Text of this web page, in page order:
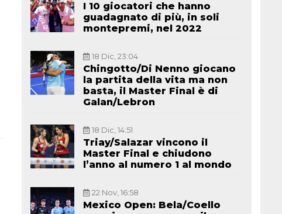
I 10 giocatori che hanno
guadagnato di più, in soli
montepremi, nel 2022
18 Dic, 23:04
Chingotto/Di Nenno giocano
la partita della vita ma non
basta, il Master Final è di
Galan/Lebron
18 Dic, 14:51
Triay/Salazar vincono il
Master Final e chiudono
l’anno al numero 1 al mondo
22 Nov, 16:58
Mexico Open: Bela/Coello